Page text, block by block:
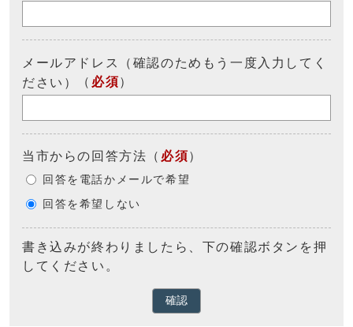
メールアドレス（確認のためもう一度入力してく
ださい）
（ 必須）
当市からの回答方法 （ 必須）
回答を電話かメールで希望
回答を希望しない
書き込みが終わりましたら、下の確認ボタンを押
してください。
確認